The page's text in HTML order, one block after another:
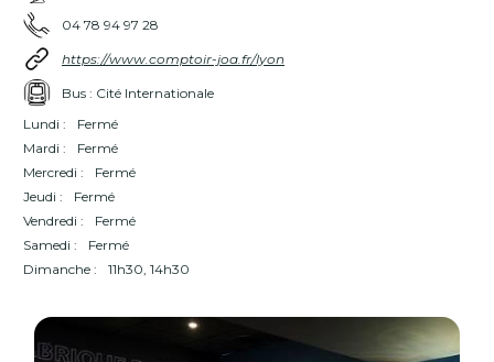
04 78 94 97 28
https://www.comptoir-joa.fr/lyon
Bus : Cité Internationale
Lundi :
Fermé
Mardi :
Fermé
Mercredi :
Fermé
Jeudi :
Fermé
Vendredi :
Fermé
Samedi :
Fermé
Dimanche :
11h30, 14h30